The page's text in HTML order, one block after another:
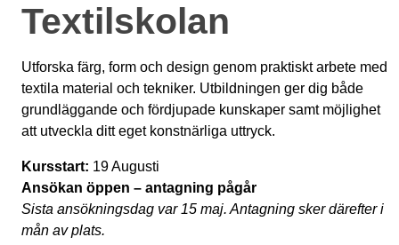
Textilskolan
Utforska färg, form och design genom praktiskt arbete med
textila material och tekniker. Utbildningen ger dig både
grundläggande och fördjupade kunskaper samt möjlighet
att utveckla ditt eget konstnärliga uttryck.
Kursstart: 19 Augusti
Ansökan öppen – antagning pågår
Sista ansökningsdag var 15 maj. Antagning sker därefter i
mån av plats.